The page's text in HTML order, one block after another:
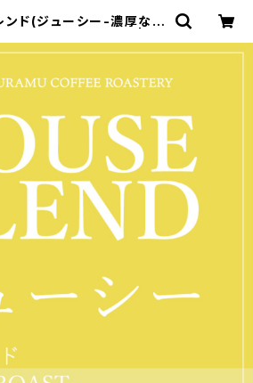
ンド(ジューシー-濃厚な甘
COFFEE ROASTER